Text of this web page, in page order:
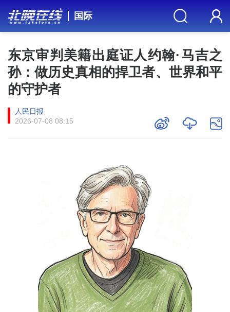
国际
东京审判美籍出庭证人约翰·马吉之
孙：做历史真相的捍卫者、世界和平
的守护者
人民日报
2026-07-08 08:15